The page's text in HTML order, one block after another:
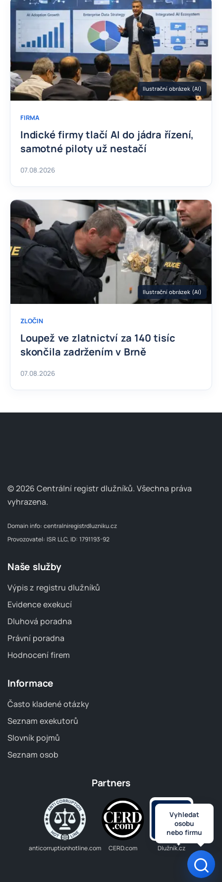
Ilustrační obrázek (AI)
FIRMA
Indické firmy tlačí AI do jádra řízení,
samotné piloty už nestačí
07.08.2026
Ilustrační obrázek (AI)
ZLOČIN
Loupež ve zlatnictví za 140 tisíc
skončila zadržením v Brně
07.08.2026
© 2026 Centrální registr dlužníků. Všechna práva
vyhrazena.
Domain info: centralniregistrdluzniku.cz
Provozovatel: ISR LLC, ID: 1791193-92
Naše služby
Výpis z registru dlužníků
Evidence exekucí
Dluhová poradna
Právní poradna
Hodnocení firem
Informace
Často kladené otázky
Seznam exekutorů
Slovník pojmů
Seznam osob
Partners
anticorruptionhotline.com CERD.com Dlužník.cz
Vyhledat
osobu
nebo firmu